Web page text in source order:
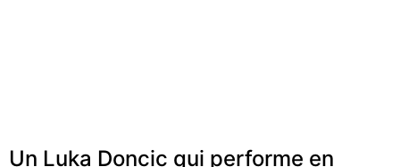
Un Luka Doncic qui performe en